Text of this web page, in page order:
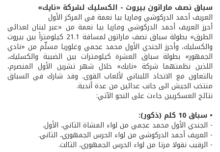
سباق نصف ماراتون بيروت - الكسليك لشركة «نايك»
العريف أحمد الدركوشي وماريا بيا نعمة في المركز الأول
أحرز العريف أحمد الدركوشي وماريا بيا نعمة من «عبر لبنان لعدائي
الطرق» بطولة سباق نصف ماراتون لمسافة 21.1 كيلومتراً بين بيروت
والكسليك، وأحرز الجندي الأول محمد عجمي وغلوريا مسلّم من «نادي
الجمهور» بطولة سباق العشرة كيلومترات بين الضبية والكسليك،
اللذين نظمتهما شركة «نايك» خلال شهر تشرين الأول المنصرم،
بالتعاون مع الاتحاد اللبناني لألعاب القوى. وقد شارك في السباق
منتخب الجيش الى جانب عدائين من عدة أندية.
نتائج العسكريين جاءت على النحو الآتي:
• سباق 10 كلم (ذكور):
- الجندي الأول محمد عجمي من لواء المشاة الثاني، الأول.
- العريف أحمد الدركوشي من لواء الحرس الجمهوري، الثاني.
- الرقيب نقولا مرتا من لواء الحرس الجمهوري، الثالث.